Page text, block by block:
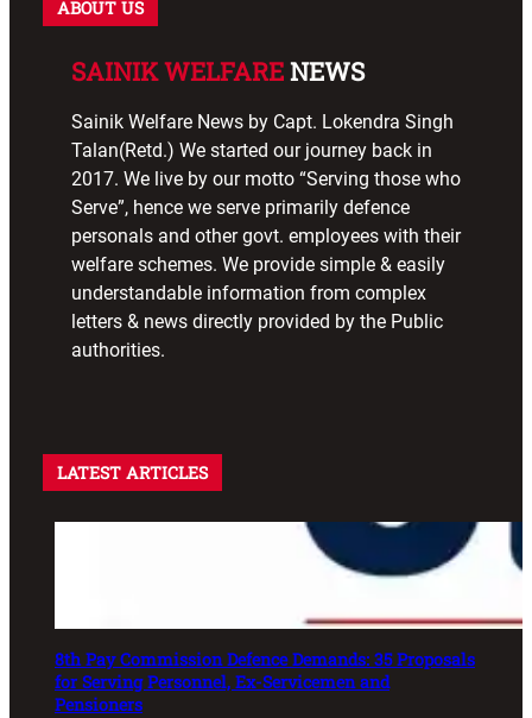
ABOUT US
SAINIK WELFARENEWS
Sainik Welfare News by Capt. Lokendra Singh
Talan(Retd.) We started our journey back in
2017. We live by our motto “Serving those who
Serve”, hence we serve primarily defence
personals and other govt. employees with their
welfare schemes. We provide simple & easily
understandable information from complex
letters & news directly provided by the Public
authorities.
LATEST ARTICLES
8th Pay Commission Defence Demands: 35 Proposals
for Serving Personnel, Ex-Servicemen and
Pensioners